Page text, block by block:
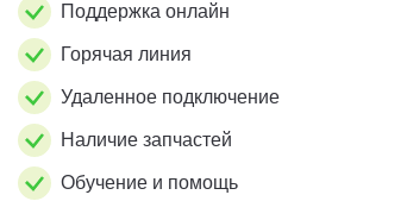
Поддержка онлайн
Горячая линия
Удаленное подключение
Наличие запчастей
Обучение и помощь